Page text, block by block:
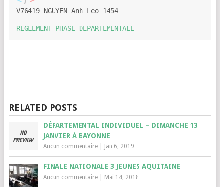
V76419 NGUYEN Anh Leo 1454
REGLEMENT PHASE DEPARTEMENTALE
RELATED POSTS
DÉPARTEMENTAL INDIVIDUEL – DIMANCHE 13
JANVIER À BAYONNE
Aucun commentaire| Jan 6, 2019
FINALE NATIONALE 3 JEUNES AQUITAINE
Aucun commentaire| Mai 14, 2018